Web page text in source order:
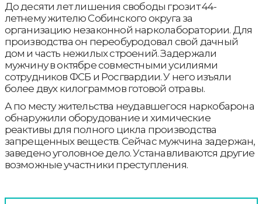
До десяти лет лишения свободы грозит 44-
летнему жителю Собинского округа за
организацию незаконной нарколаборатории. Для
производства он переобуродовал свой дачный
дом и часть нежилых строений. Задержали
мужчину в октябре совместными усилиями
сотрудников ФСБ и Росгвардии. У него изъяли
более двух килограммов готовой отравы.
А по месту жительства неудавшегося наркобарона
обнаружили оборудование и химические
реактивы для полного цикла производства
запрещенных веществ. Сейчас мужчина задержан,
заведено уголовное дело. Устанавливаются другие
возможные участники преступления.